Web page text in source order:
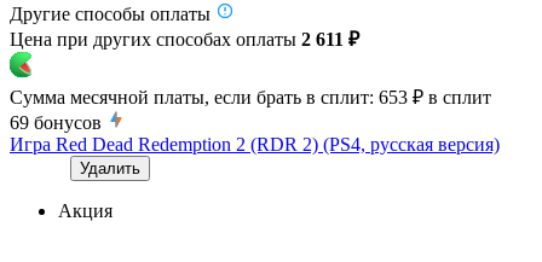
Другие способы оплаты
Цена при других способах оплаты 2 611 ₽
Сумма месячной платы, если брать в сплит: 653 ₽ в сплит
69 бонусов
Игра Red Dead Redemption 2 (RDR 2) (PS4, русская версия)
Удалить
Акция